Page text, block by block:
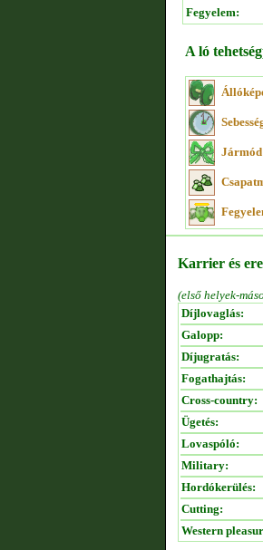
Fegyelem:
A ló
Jármód
Karrier és
(első helyek-
Díjlovaglás:
Galopp:
Díjugratás:
Fogathajtás:
Cross-country:
Ügetés:
Lovaspóló:
Military:
Hordókerülés:
Cutting:
Western